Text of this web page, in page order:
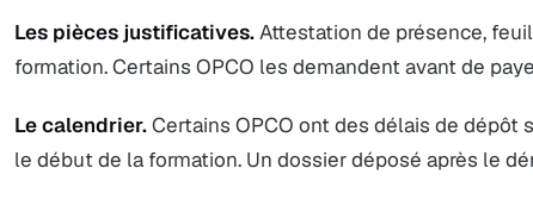
Les pièces justificatives.Attestation de présence,
formation. Certains OPCO les demandent avant de
Le calendrier.Certains OPCO ont des délais de dépôt
le début de la formation. Un dossier déposé après le